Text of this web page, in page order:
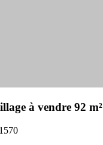
à vendre 92 m²